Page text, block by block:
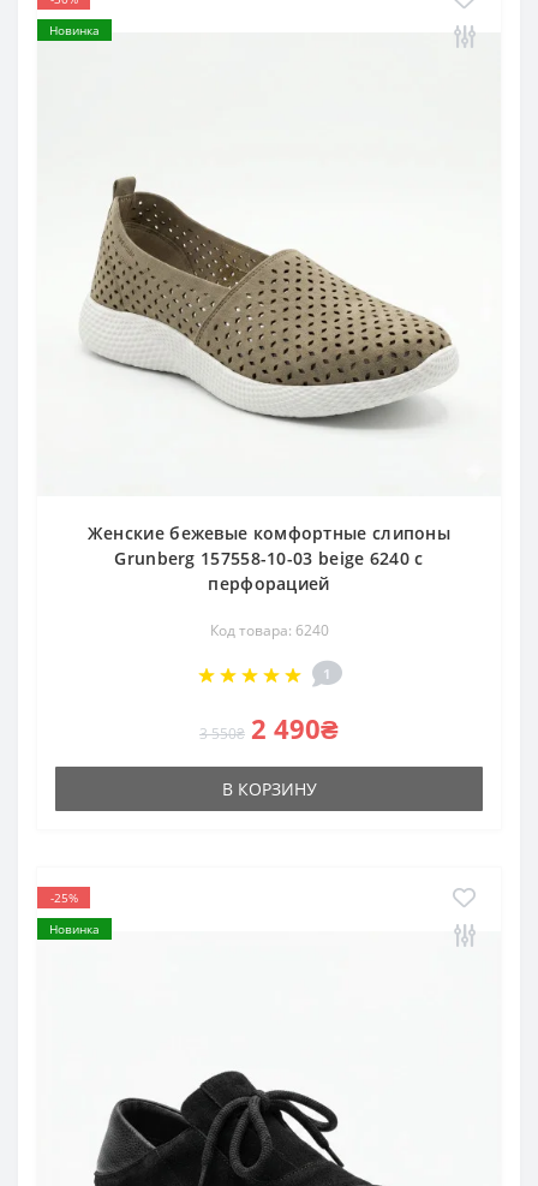
Новинка
Женские бежевые комфортные слипоны
Grunberg 157558-10-03 beige 6240 с
перфорацией
Код товара: 6240
1
3 550₴ 2 490₴
В КОРЗИНУ
-25%
Новинка